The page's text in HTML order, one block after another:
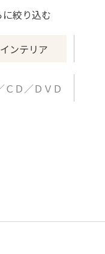
に絞り込む
インテリア
ＣＤ／ＤＶＤ